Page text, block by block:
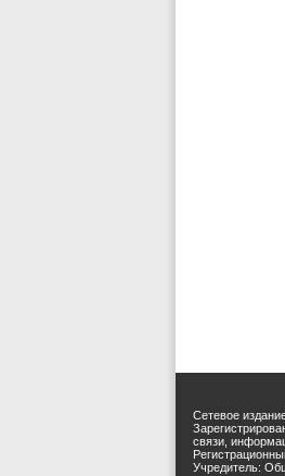
Сетевое
связи,
Учредитель: